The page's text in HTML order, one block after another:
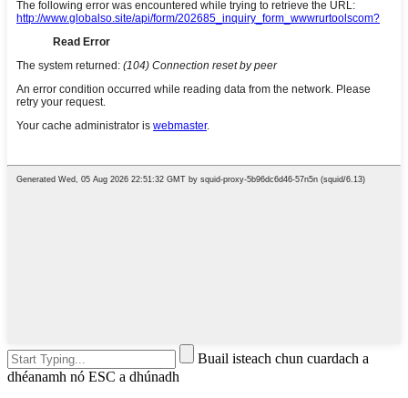
Buail isteach chun cuardach a
dhéanamh nó ESC a dhúnadh